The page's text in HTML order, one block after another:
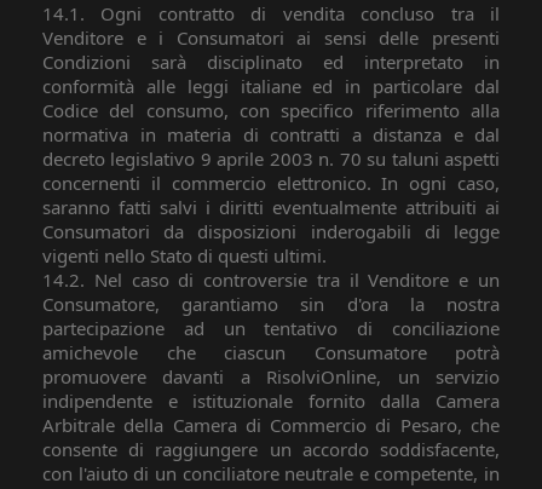
14.1. Ogni contratto di vendita concluso tra il
Venditore e i Consumatori ai sensi delle presenti
Condizioni sarà disciplinato ed interpretato in
conformità alle leggi italiane ed in particolare dal
Codice del consumo, con specifico riferimento alla
normativa in materia di contratti a distanza e dal
decreto legislativo 9 aprile 2003 n. 70 su taluni aspetti
concernenti il commercio elettronico. In ogni caso,
saranno fatti salvi i diritti eventualmente attribuiti ai
Consumatori da disposizioni inderogabili di legge
vigenti nello Stato di questi ultimi.
14.2. Nel caso di controversie tra il Venditore e un
Consumatore, garantiamo sin d'ora la nostra
partecipazione ad un tentativo di conciliazione
amichevole che ciascun Consumatore potrà
promuovere davanti a RisolviOnline, un servizio
indipendente e istituzionale fornito dalla Camera
Arbitrale della Camera di Commercio di Pesaro, che
consente di raggiungere un accordo soddisfacente,
con l'aiuto di un conciliatore neutrale e competente, in